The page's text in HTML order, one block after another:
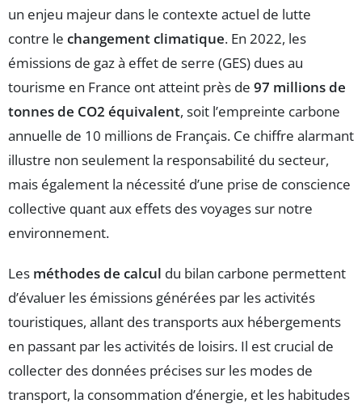
un enjeu majeur dans le contexte actuel de lutte
contre le changement climatique. En 2022, les
émissions de gaz à effet de serre (GES) dues au
tourisme en France ont atteint près de 97 millions de
tonnes de CO2 équivalent, soit l’empreinte carbone
annuelle de 10 millions de Français. Ce chiffre alarmant
illustre non seulement la responsabilité du secteur,
mais également la nécessité d’une prise de conscience
collective quant aux effets des voyages sur notre
environnement.
Les méthodes de calcul du bilan carbone permettent
d’évaluer les émissions générées par les activités
touristiques, allant des transports aux hébergements
en passant par les activités de loisirs. Il est crucial de
collecter des données précises sur les modes de
transport, la consommation d’énergie, et les habitudes